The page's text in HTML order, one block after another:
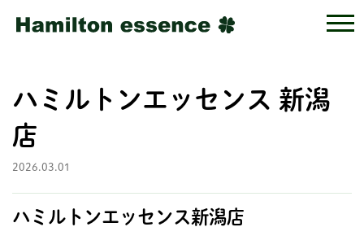
ハミルトンエッセンス 新潟
店
2026.03.01
ハミルトンエッセンス新潟店